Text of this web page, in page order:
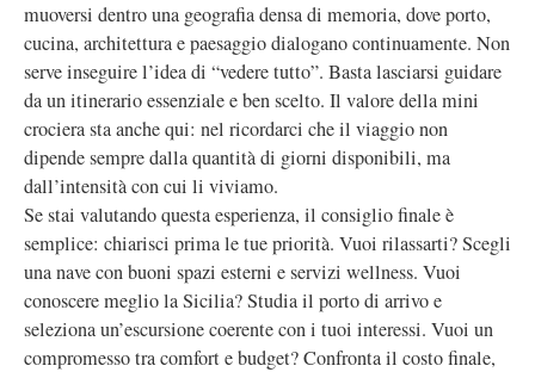
muoversi dentro una geografia densa di memoria, dove porto,
cucina, architettura e paesaggio dialogano continuamente. Non
serve inseguire l’idea di “vedere tutto”. Basta lasciarsi guidare
da un itinerario essenziale e ben scelto. Il valore della mini
crociera sta anche qui: nel ricordarci che il viaggio non
dipende sempre dalla quantità di giorni disponibili, ma
dall’intensità con cui li viviamo.
Se stai valutando questa esperienza, il consiglio finale è
semplice: chiarisci prima le tue priorità. Vuoi rilassarti? Scegli
una nave con buoni spazi esterni e servizi wellness. Vuoi
conoscere meglio la Sicilia? Studia il porto di arrivo e
seleziona un’escursione coerente con i tuoi interessi. Vuoi un
compromesso tra comfort e budget? Confronta il costo finale,